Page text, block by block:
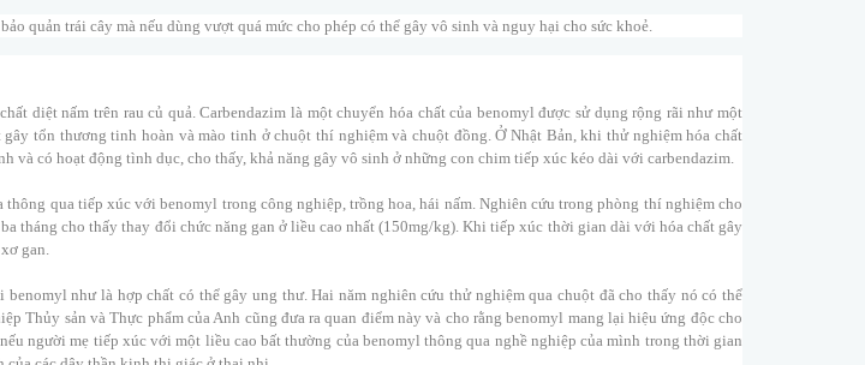
quản trái cây mà nếu dùng vượt quá mức cho phép có thể gây vô sinh và nguy hại cho sức khoẻ.
diệt nấm trên rau củ quả. Carbendazim là một chuyển hóa chất của benomyl được sử dụng rộng rãi như một
tổn thương tinh hoàn và mào tinh ở chuột thí nghiệm và chuột đồng. Ở Nhật Bản, khi thử nghiệm hóa chất
và có hoạt động tình dục, cho thấy, khả năng gây vô sinh ở những con chim tiếp xúc kéo dài với carbendazim.
qua tiếp xúc với benomyl trong công nghiệp, trồng hoa, hái nấm. Nghiên cứu trong phòng thí nghiệm cho
tháng cho thấy thay đổi chức năng gan ở liều cao nhất (150mg/kg). Khi tiếp xúc thời gian dài với hóa chất gây
gan.
như là hợp chất có thể gây ung thư. Hai năm nghiên cứu thử nghiệm qua chuột đã cho thấy nó có thể
Thủy sản và Thực phẩm của Anh cũng đưa ra quan điểm này và cho rằng benomyl mang lại hiệu ứng độc cho
người mẹ tiếp xúc với một liều cao bất thường của benomyl thông qua nghề nghiệp của mình trong thời gian